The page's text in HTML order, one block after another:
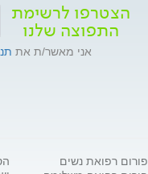
הצטרפו לרשימת
התפוצה שלנו
אני מאשר/ת את
פורום רפואת נשים